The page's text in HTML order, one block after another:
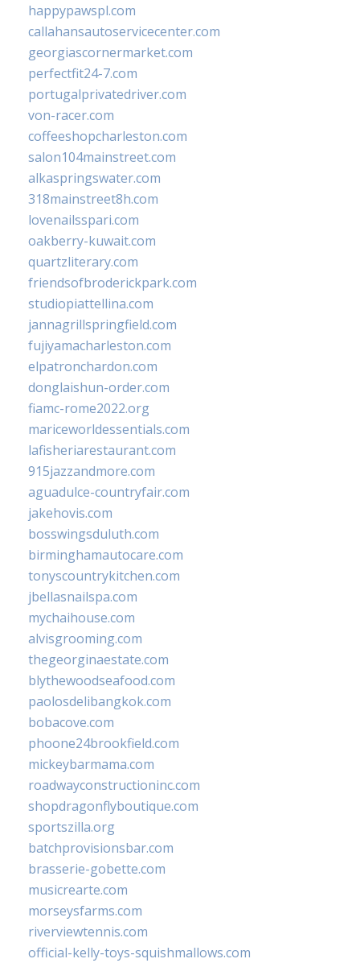
happypawspl.com
callahansautoservicecenter.com
georgiascornermarket.com
perfectfit24-7.com
portugalprivatedriver.com
von-racer.com
coffeeshopcharleston.com
salon104mainstreet.com
alkaspringswater.com
318mainstreet8h.com
lovenailsspari.com
oakberry-kuwait.com
quartzliterary.com
friendsofbroderickpark.com
studiopiattellina.com
jannagrillspringfield.com
fujiyamacharleston.com
elpatronchardon.com
donglaishun-order.com
fiamc-rome2022.org
mariceworldessentials.com
lafisheriarestaurant.com
915jazzandmore.com
aguadulce-countryfair.com
jakehovis.com
bosswingsduluth.com
birminghamautocare.com
tonyscountrykitchen.com
jbellasnailspa.com
mychaihouse.com
alvisgrooming.com
thegeorginaestate.com
blythewoodseafood.com
paolosdelibangkok.com
bobacove.com
phoone24brookfield.com
mickeybarmama.com
roadwayconstructioninc.com
shopdragonflyboutique.com
sportszilla.org
batchprovisionsbar.com
brasserie-gobette.com
musicrearte.com
morseysfarms.com
riverviewtennis.com
official-kelly-toys-squishmallows.com